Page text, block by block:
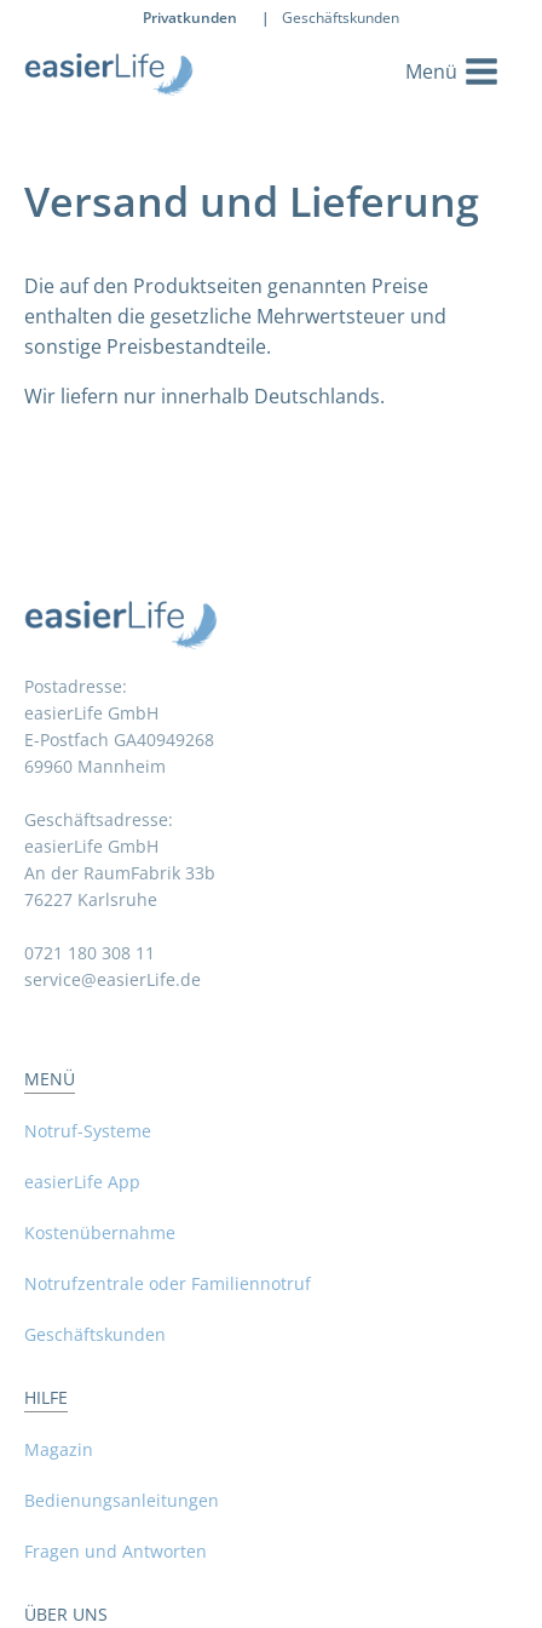
Privatkunden | Geschäftskunden
Versand und Lieferung
Die auf den Produktseiten genannten Preise
enthalten die gesetzliche Mehrwertsteuer und
sonstige Preisbestandteile.
Wir liefern nur innerhalb Deutschlands.
Postadresse:
easierLife GmbH
E-Postfach GA40949268
69960 Mannheim
Geschäftsadresse:
easierLife GmbH
An der RaumFabrik 33b
76227 Karlsruhe
0721 180 308 11
service@easierLife.de
MENÜ
Notruf-Systeme
easierLife App
Kostenübernahme
Notrufzentrale oder Familiennotruf
Geschäftskunden
HILFE
Magazin
Bedienungsanleitungen
Fragen und Antworten
ÜBER UNS